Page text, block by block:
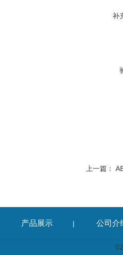
补
上一篇：
产品展示 | 公司介